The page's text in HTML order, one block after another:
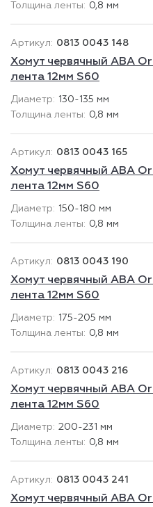
0,8 мм
0813 0043 148
Хомут червячный ABA
лента 12мм S60
130-135 мм
0,8 мм
0813 0043 165
Хомут червячный ABA
лента 12мм S60
150-180 мм
0,8 мм
0813 0043 190
Хомут червячный ABA
лента 12мм S60
175-205 мм
0,8 мм
0813 0043 216
Хомут червячный ABA
лента 12мм S60
200-231 мм
0,8 мм
0813 0043 241
Хомут червячный ABA